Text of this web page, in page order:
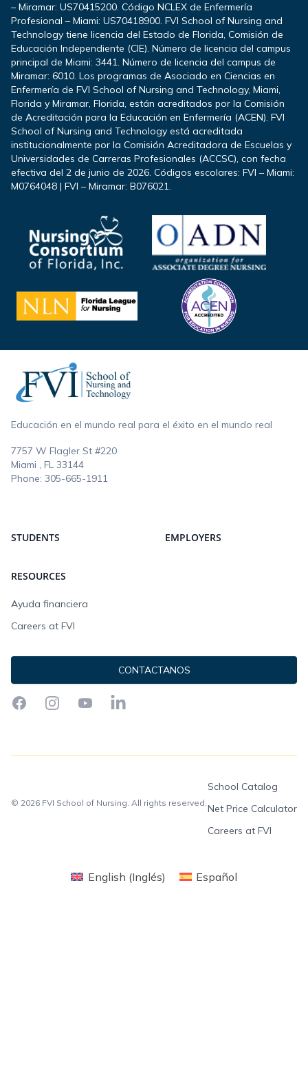
– Miramar: US70415200. Código NCLEX de Enfermería
Profesional – Miami: US70418900. FVI School of Nursing and
Technology tiene licencia del Estado de Florida, Comisión de
Educación Independiente (CIE). Número de licencia del campus
principal de Miami: 3441. Número de licencia del campus de
Miramar: 6010. Los programas de Asociado en Ciencias en
Enfermería de FVI School of Nursing and Technology, Miami,
Florida y Miramar, Florida, están acreditados por la Comisión
de Acreditación para la Educación en Enfermería (ACEN). FVI
School of Nursing and Technology está acreditada
institucionalmente por la Comisión Acreditadora de Escuelas y
Universidades de Carreras Profesionales (ACCSC), con fecha
efectiva del 2 de junio de 2026. Códigos escolares: FVI – Miami:
M0764048 | FVI – Miramar: B076021.
Educación en el mundo real para el éxito en el mundo real
7757 W Flagler St #220
Miami , FL 33144
Phone: 305-665-1911
STUDENTS EMPLOYERS
RESOURCES
Ayuda financiera
Careers at FVI
CONTACTANOS
FacebookInstagramYouTubeLinkedIn
© 2026 FVI School of Nursing. All rights reserved.
School Catalog
Net Price Calculator
Careers at FVI
English (Inglés) Español